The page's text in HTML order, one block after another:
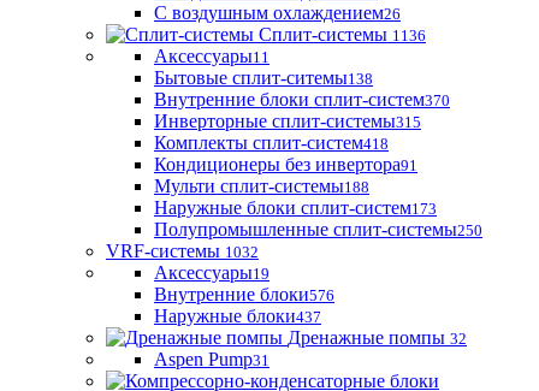
С воздушным охлаждением26
Сплит-системы 1136
Аксессуары11
Бытовые сплит-ситемы138
Внутренние блоки сплит-систем370
Инверторные сплит-системы315
Комплекты сплит-систем418
Кондиционеры без инвертора91
Мульти сплит-системы188
Наружные блоки сплит-систем173
Полупромышленные сплит-системы250
VRF-системы 1032
Аксессуары19
Внутренние блоки576
Наружные блоки437
Дренажные помпы 32
Aspen Pump31